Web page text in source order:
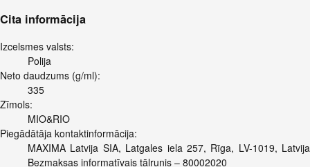
Cita informācija
Izcelsmes valsts:
Polija
Neto daudzums (g/ml):
335
Zīmols:
MIO&RIO
Piegādātāja kontaktinformācija:
MAXIMA Latvija SIA, Latgales iela 257, Rīga, LV-1019, Latvija
Bezmaksas informatīvais tālrunis – 80002020